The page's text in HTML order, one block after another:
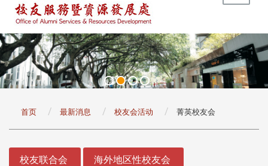
首页 最新消息 校友会活动 菁英校友会
校友联合会 海外地区性校友会